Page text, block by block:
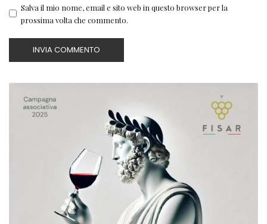
Salva il mio nome, email e sito web in questo browser per la
prossima volta che commento.